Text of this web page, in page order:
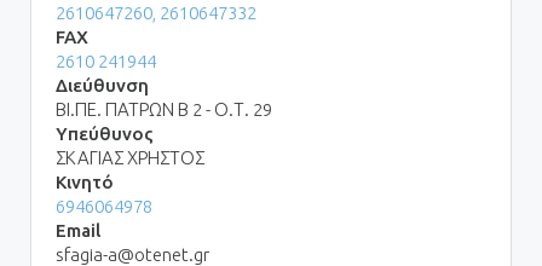
2610647260, 2610647332
FAX
2610 241944
Διεύθυνση
ΒΙ.ΠΕ. ΠΑΤΡΩΝ Β 2 - Ο.Τ. 29
Υπεύθυνος
ΣΚΑΓΙΑΣ ΧΡΗΣΤΟΣ
Κινητό
6946064978
Email
sfagia-a@otenet.gr